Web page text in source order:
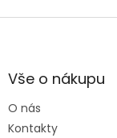
Z
aVše o nákupu
O nás
Kontakty